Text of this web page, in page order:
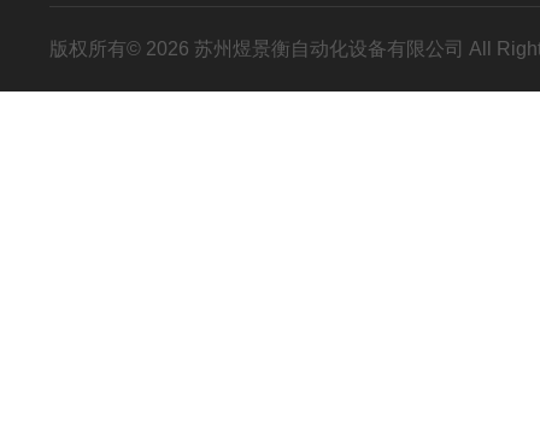
版权所有© 2026 苏州煜景衡自动化设备有限公司 All